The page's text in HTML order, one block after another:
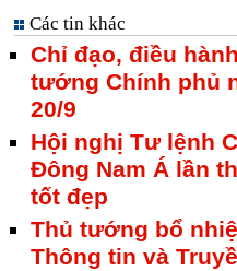
Các tin khác
Chỉ đạo, điều
tướng Chính phủ
20/9
Hội nghị Tư lệnh
Đông Nam Á lần
tốt đẹp
Thủ tướng bổ
Thông tin và